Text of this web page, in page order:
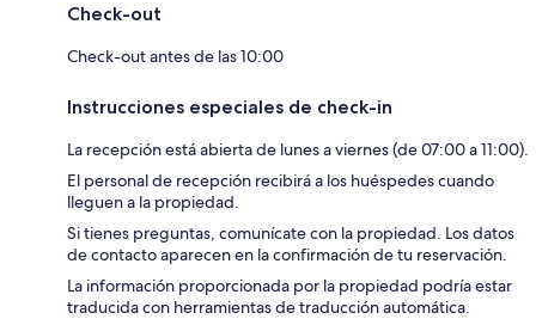
Check-out
Check-out antes de las 10:00
Instrucciones especiales de check-in
La recepción está abierta de lunes a viernes (de 07:00 a 11:00).
El personal de recepción recibirá a los huéspedes cuando
lleguen a la propiedad.
Si tienes preguntas, comunícate con la propiedad. Los datos
de contacto aparecen en la confirmación de tu reservación.
La información proporcionada por la propiedad podría estar
traducida con herramientas de traducción automática.